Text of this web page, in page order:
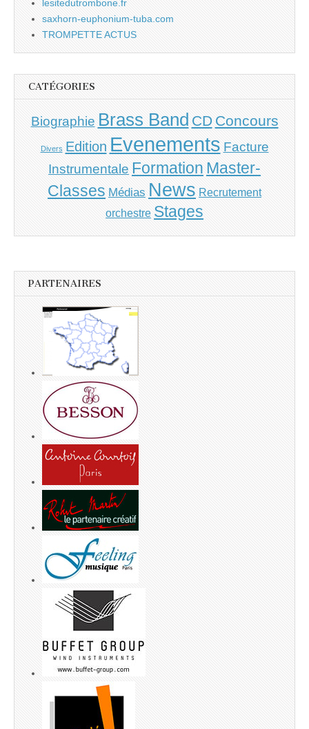
lesitedutrombone.fr
saxhorn-euphonium-tuba.com
TROMPETTE ACTUS
CATÉGORIES
Biographie Brass Band CD Concours
Divers Edition Evenements Facture
Instrumentale Formation Master-
Classes Médias News Recrutement
orchestre Stages
PARTENAIRES